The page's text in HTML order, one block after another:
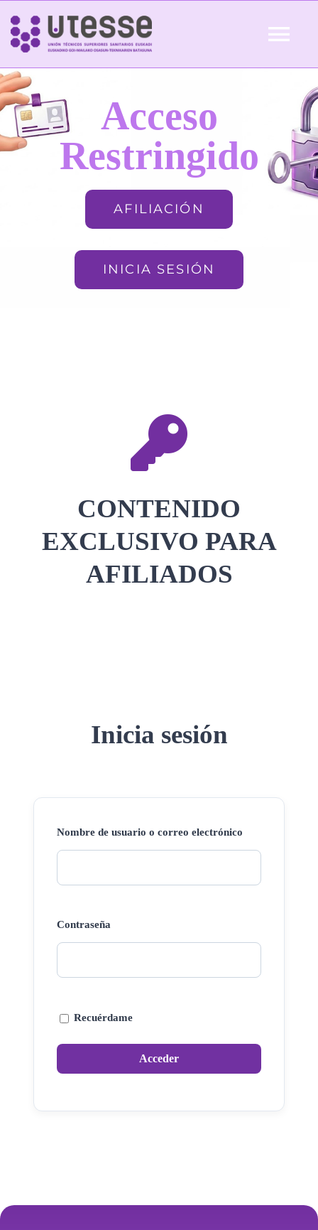
Skip
content
Inicio
QUIÉNES SOMOS Acceso
Restringido
AFILIACIÓN
INICIA SESIÓN
CONTENIDO
EXCLUSIVO PARA
AFILIADOS
Inicia sesión
Nombre de usuario o correo electrónico
Contraseña
Recuérdame